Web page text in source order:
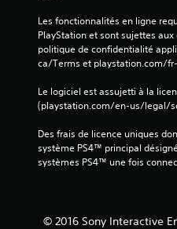
Les fonctionnalités en ligne
PlayStation et sont sujettes
politique de confidentialité
ca/Terms et playstation.com/
Le logiciel est assujetti à la
(playstation.com/en-us/legal/
Des frais de licence uniques
système PS4™ principal
systèmes PS4™ une fois
© 2016 Sony Interactive